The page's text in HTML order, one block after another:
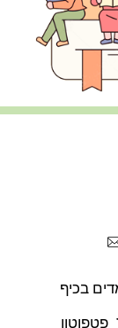
בכיף
פטפוטון